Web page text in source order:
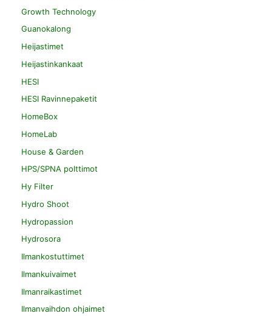
Growth Technology
Guanokalong
Heijastimet
Heijastinkankaat
HESI
HESI Ravinnepaketit
HomeBox
HomeLab
House & Garden
HPS/SPNA polttimot
Hy Filter
Hydro Shoot
Hydropassion
Hydrosora
Ilmankostuttimet
Ilmankuivaimet
Ilmanraikastimet
Ilmanvaihdon ohjaimet